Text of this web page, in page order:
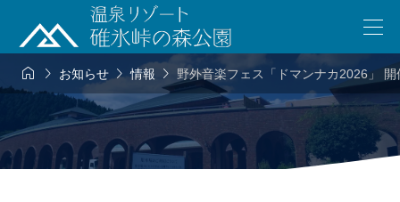
  お知らせ情報  野外音楽フェス「ドマンナカ2026」